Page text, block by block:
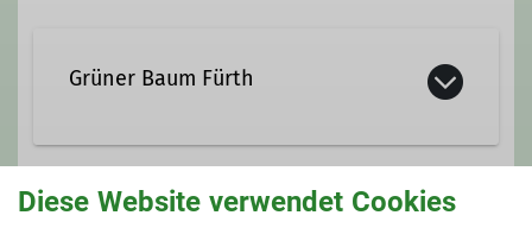
Grüner Baum Fürth
Gruppe
Diese Website verwendet Cookies